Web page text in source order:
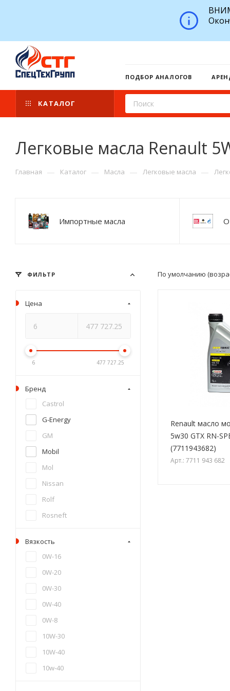
ПОДБОР АНАЛОГОВ
КАТАЛОГ
Легковые масла Renault
Главная — Каталог — Масла — Легковые масла —
Импортные масла
По умолчанию
Renault масло
5w30 GTX RN-
(7711943682)
Арт.: 7711 943 682
ФИЛЬТР
Цена
6 477 727.25
Бренд
Castrol
G-Energy
GM
Mobil
Mol
Nissan
Rolf
Rosneft
Taif
Вязкость
0W-16
0W-20
0W-30
0W-40
0W-8
10W-30
10W-40
10w-40